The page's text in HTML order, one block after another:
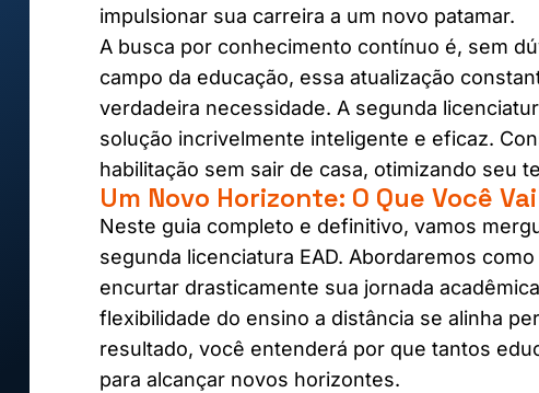
impulsionar sua carreira a um novo patamar.
A busca por conhecimento contínuo é, sem
campo da educação, essa atualização
verdadeira necessidade. A segunda
solução incrivelmente inteligente e eficaz.
habilitação sem sair de casa, otimizando seu
Um Novo Horizonte: O Que Você
Neste guia completo e definitivo, vamos
segunda licenciatura EAD. Abordaremos
encurtar drasticamente sua jornada
flexibilidade do ensino a distância se alinha
resultado, você entenderá por que tantos
para alcançar novos horizontes.